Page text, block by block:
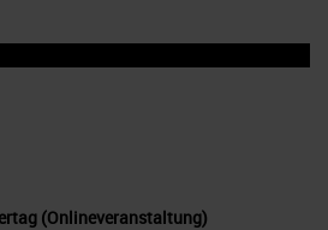
(Onlineveranstaltung)